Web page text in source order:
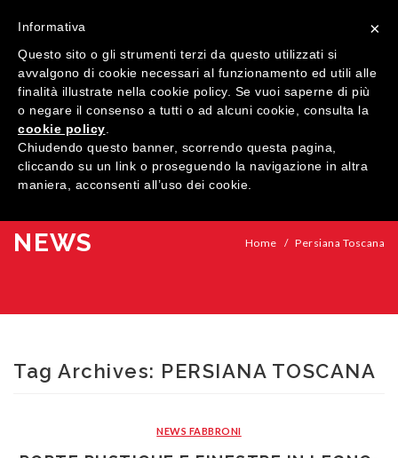
MENU
HOME
AZIENDA
Legno
Porte
ARREDI SU MISURA
NEWS Home / Persiana Toscana
Tag Archives: PERSIANA TOSCANA
NEWS FABBRONI
×
Informativa
Questo sito o gli strumenti terzi da questo utilizzati si
avvalgono di cookie necessari al funzionamento ed utili alle
finalità illustrate nella cookie policy. Se vuoi saperne di più
o negare il consenso a tutti o ad alcuni cookie, consulta la
cookie policy
Chiudendo questo banner, scorrendo questa pagina,
cliccando su un link o proseguendo la navigazione in altra
maniera, acconsenti all’uso dei cookie.